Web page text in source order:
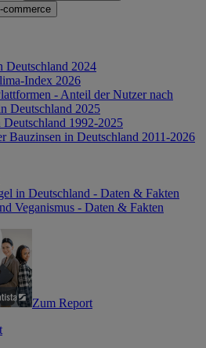
commerce
Deutschland 2024
Index 2026
- Anteil der Nutzer nach
Deutschland 2025
1992-2025
Bauzinsen in Deutschland 2011-2026
in Deutschland - Daten & Fakten
Veganismus - Daten & Fakten
Zum Report